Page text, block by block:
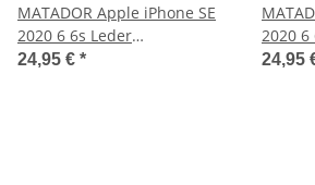
MATADOR Apple iPhone SE
2020 6 6s Leder
Gürteltasche Hülle Braun
24,95 € *
2020 6
24,95